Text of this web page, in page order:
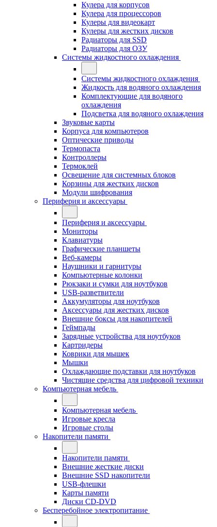
Кулера для корпусов
Кулера для процессоров
Кулеры для видеокарт
Кулеры для жестких дисков
Радиаторы для SSD
Радиаторы для ОЗУ
Системы жидкостного охлаждения
Системы жидкостного охлаждения
Жидкость для водяного охлаждения
Комплектующие для водяного
охлаждения
Подсветка для водяного охлаждения
Звуковые карты
Корпуса для компьютеров
Оптические приводы
Термопаста
Контроллеры
Термоклей
Освещение для системных блоков
Корзины для жестких дисков
Модули шифрования
Периферия и аксессуары
Периферия и аксессуары
Мониторы
Клавиатуры
Графические планшеты
Веб-камеры
Наушники и гарнитуры
Компьютерные колонки
Рюкзаки и сумки для ноутбуков
USB-разветвители
Аккумуляторы для ноутбуков
Аксессуары для жестких дисков
Внешние боксы для накопителей
Геймпады
Зарядные устройства для ноутбуков
Картридеры
Коврики для мышек
Мышки
Охлаждающие подставки для ноутбуков
Чистящие средства для цифровой техники
Компьютерная мебель
Компьютерная мебель
Игровые кресла
Игровые столы
Накопители памяти
Накопители памяти
Внешние жесткие диски
Внешние SSD накопители
USB-флешки
Карты памяти
Диски CD-DVD
Бесперебойное электропитание